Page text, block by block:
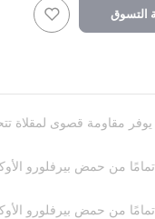
التسوق
مقاومة قصوى لمقلاة